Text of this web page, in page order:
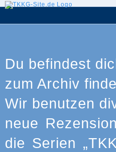
Du befindest
zum Archiv
Wir benutzen
neue
die Serien